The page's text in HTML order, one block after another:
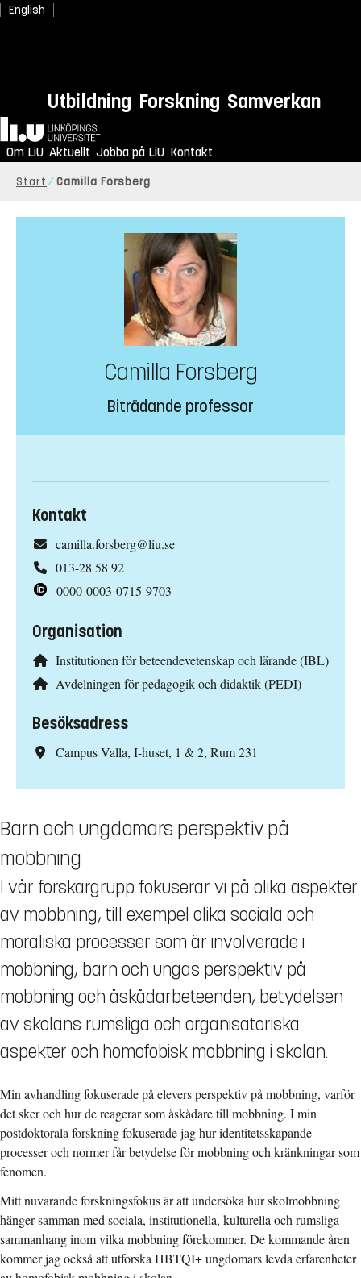
English
Utbildning Forskning Samverkan
Hem
Om LiU Aktuellt Jobba på LiU Kontakt
Start Camilla Forsberg
Camilla Forsberg
Biträdande professor
Kontakt
camilla.forsberg@liu.se
013-28 58 92
0000-0003-0715-9703
Organisation
Institutionen för beteendevetenskap och lärande (IBL)
Avdelningen för pedagogik och didaktik (PEDI)
Besöksadress
Campus Valla, I-huset, 1 & 2, Rum 231
Barn och ungdomars perspektiv på
mobbning
I vår forskargrupp fokuserar vi på olika aspekter
av mobbning, till exempel olika sociala och
moraliska processer som är involverade i
mobbning, barn och ungas perspektiv på
mobbning och åskådarbeteenden, betydelsen
av skolans rumsliga och organisatoriska
aspekter och homofobisk mobbning i skolan.
Min avhandling fokuserade på elevers perspektiv på mobbning, varför
det sker och hur de reagerar som åskådare till mobbning. I min
postdoktorala forskning fokuserade jag hur identitetsskapande
processer och normer får betydelse för mobbning och kränkningar som
fenomen.
Mitt nuvarande forskningsfokus är att undersöka hur skolmobbning
hänger samman med sociala, institutionella, kulturella och rumsliga
sammanhang inom vilka mobbning förekommer. De kommande åren
kommer jag också att utforska HBTQI+ ungdomars levda erfarenheter